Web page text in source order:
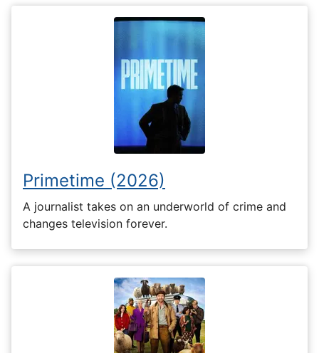
Primetime (2026)
A journalist takes on an underworld of crime and
changes television forever.